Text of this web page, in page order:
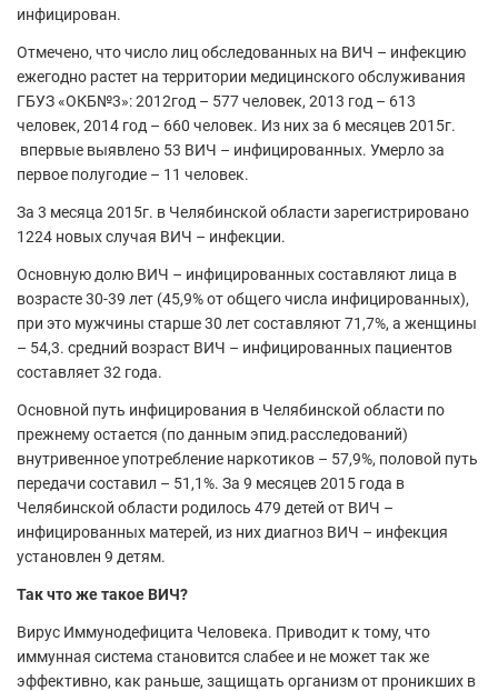
инфицирован.
Отмечено, что число лиц обследованных на ВИЧ – инфекцию
ежегодно растет на территории медицинского обслуживания
ГБУЗ «ОКБ№3»: 2012год – 577 человек, 2013 год – 613
человек, 2014 год – 660 человек. Из них за 6 месяцев 2015г.
впервые выявлено 53 ВИЧ – инфицированных. Умерло за
первое полугодие – 11 человек.
За 3 месяца 2015г. в Челябинской области зарегистрировано
1224 новых случая ВИЧ – инфекции.
Основную долю ВИЧ – инфицированных составляют лица в
возрасте 30-39 лет (45,9% от общего числа инфицированных),
при это мужчины старше 30 лет составляют 71,7%, а женщины
– 54,3. средний возраст ВИЧ – инфицированных пациентов
составляет 32 года.
Основной путь инфицирования в Челябинской области по
прежнему остается (по данным эпид.расследований)
внутривенное употребление наркотиков – 57,9%, половой путь
передачи составил – 51,1%. За 9 месяцев 2015 года в
Челябинской области родилось 479 детей от ВИЧ –
инфицированных матерей, из них диагноз ВИЧ – инфекция
установлен 9 детям.
Так что же такое ВИЧ?
Вирус Иммунодефицита Человека. Приводит к тому, что
иммунная система становится слабее и не может так же
эффективно, как раньше, защищать организм от проникших в